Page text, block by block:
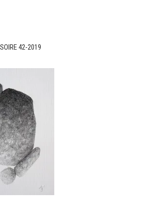
42-2019